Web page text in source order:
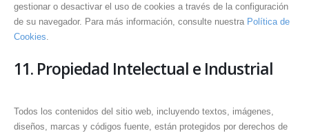
gestionar o desactivar el uso de cookies a través de la configuración
de su navegador. Para más información, consulte nuestra Política de
Cookies
11. Propiedad Intelectual e Industrial
Todos los contenidos del sitio web, incluyendo textos, imágenes,
diseños, marcas y códigos fuente, están protegidos por derechos de